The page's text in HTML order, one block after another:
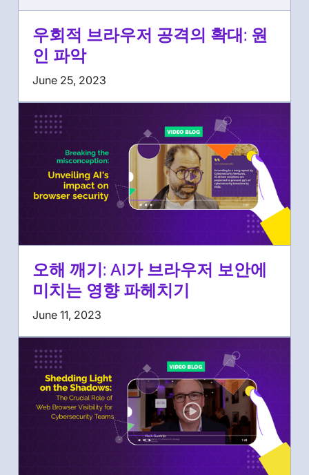
우회적 브라우저 공격의 확대: 원
인 파악
June 25, 2023
오해 깨기: AI가 브라우저 보안에
미치는 영향 파헤치기
June 11, 2023